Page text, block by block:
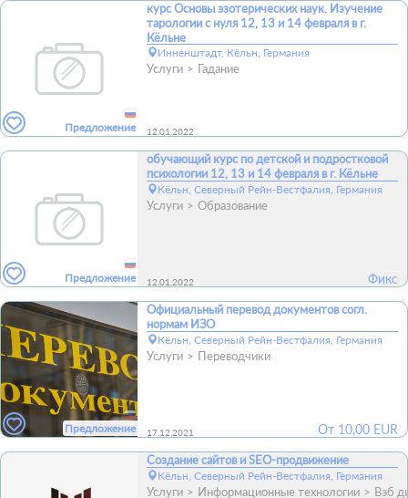
Предложение
курс Основы эзотерических наук. Изучение
тарологии с нуля 12, 13 и 14 февраля в г.
Кёльне
Инненштадт, Кёльн, Германия
Услуги Гадание
12.01.2022
Предложение
обучающий курс по детской и подростковой
психологии 12, 13 и 14 февраля в г. Кёльне
Кёльн, Северный Рейн-Вестфалия, Германия
Услуги Образование
12.01.2022 Фикс
Предложение
Официальный перевод документов согл.
нормам ИЗО
Кёльн, Северный Рейн-Вестфалия, Германия
Услуги Переводчики
17.12.2021 От 10,00 EUR
Создание сайтов и SEO-продвижение
Кёльн, Северный Рейн-Вестфалия, Германия
Услуги Информационные технологии Вэб